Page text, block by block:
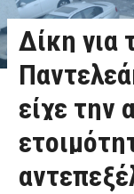
Δίκη για
είχε την